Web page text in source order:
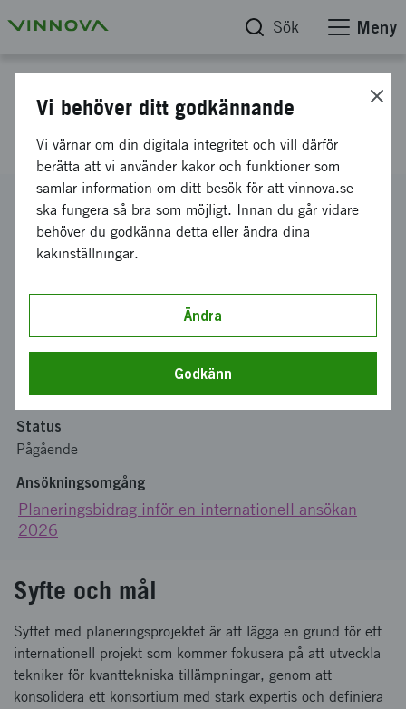
Sök Meny
Q!C förberedelsebidrag
Diarienummer
2026-01294
Koordinator
300 000 kronor
maj 2026-april 2027
Status
Pågående
Ansökningsomgång
Planeringsbidrag inför en internationell ansökan
2026
Syfte och mål
Syftet med planeringsprojektet är att lägga en grund för ett
internationell projekt som kommer fokusera på att utveckla
tekniker för kvanttekniska tillämpningar, genom att
konsolidera ett konsortium med stark expertis och definiera
Vi behöver ditt godkännande
Vi värnar om din digitala integritet och vill därför
berätta att vi använder kakor och funktioner som
samlar information om ditt besök för att vinnova.se
ska fungera så bra som möjligt. Innan du går vidare
behöver du godkänna detta eller ändra dina
kakinställningar.
Ändra
Godkänn